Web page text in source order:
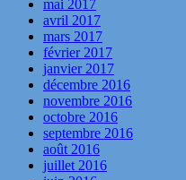
mai 2017
avril 2017
mars 2017
février 2017
janvier 2017
décembre 2016
novembre 2016
octobre 2016
septembre 2016
août 2016
juillet 2016